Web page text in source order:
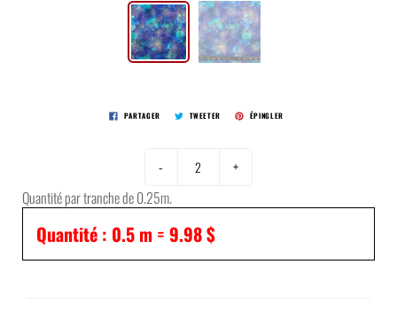
PARTAGER TWEETER ÉPINGLER
-
+
Quantité par tranche de 0.25m.
Quantité : 0.5 m = 9.98 $